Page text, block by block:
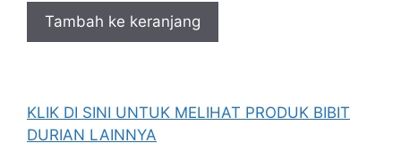
Tambah ke keranjang
KLIK DI SINI UNTUK MELIHAT PRODUK BIBIT
DURIAN LAINNYA